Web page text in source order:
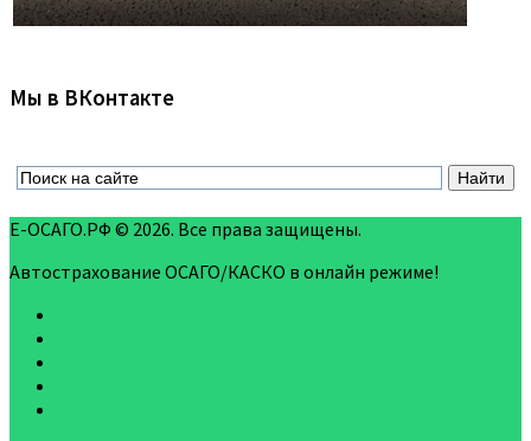
Мы в ВКонтакте
Е-ОСАГО.РФ © 2026. Все права защищены.
Автострахование ОСАГО/КАСКО в онлайн режиме!